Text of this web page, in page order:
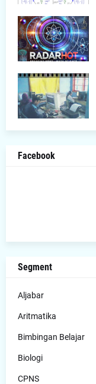
Facebook
Segment
Aljabar
Aritmatika
Bimbingan Belajar
Biologi
CPNS